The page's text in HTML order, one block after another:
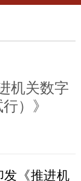
机关数字
）》
发 《推进机